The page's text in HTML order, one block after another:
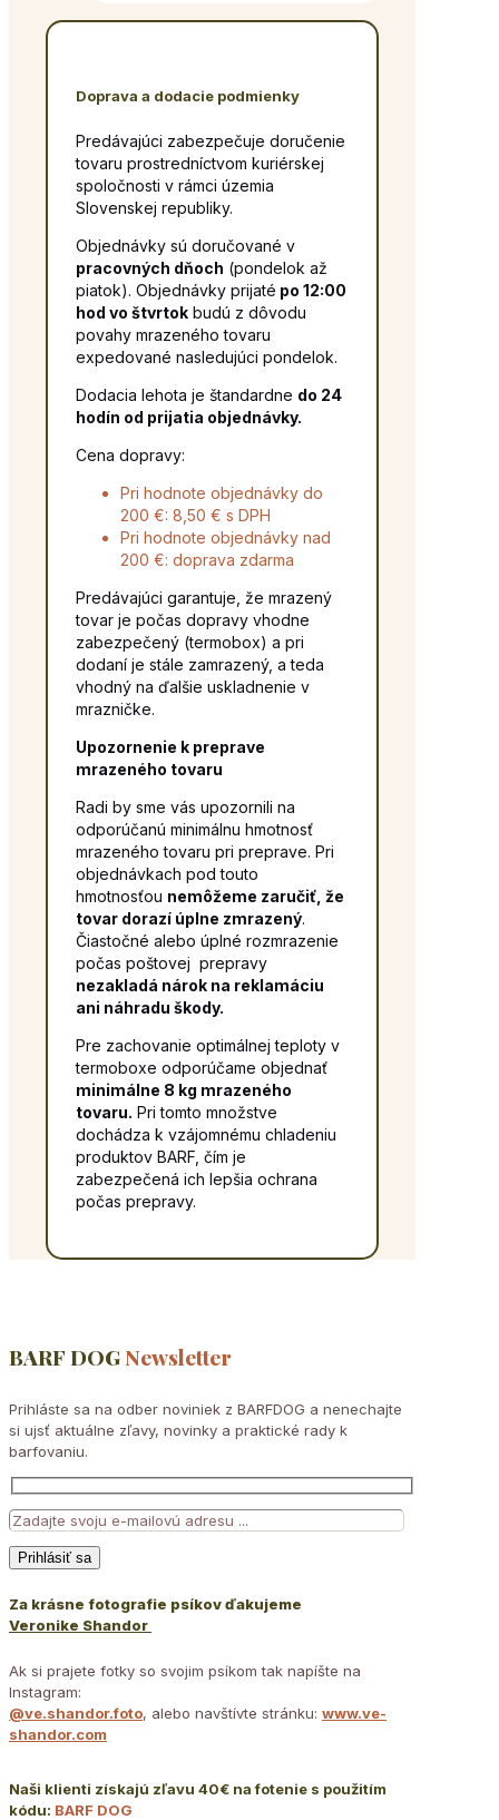
Doprava a dodacie podmienky
Predávajúci zabezpečuje doručenie
tovaru prostredníctvom kuriérskej
spoločnosti v rámci územia
Slovenskej republiky.
Objednávky sú doručované v
pracovných dňoch (pondelok až
piatok). Objednávky prijaté po 12:00
hod vo štvrtok budú z dôvodu
povahy mrazeného tovaru
expedované nasledujúci pondelok.
Dodacia lehota je štandardne do 24
hodín od prijatia objednávky.
Cena dopravy:
Pri hodnote objednávky do
200 €: 8,50 € s DPH
Pri hodnote objednávky nad
200 €: doprava zdarma
Predávajúci garantuje, že mrazený
tovar je počas dopravy vhodne
zabezpečený (termobox) a pri
dodaní je stále zamrazený, a teda
vhodný na ďalšie uskladnenie v
mrazničke.
Upozornenie k preprave
mrazeného tovaru
Radi by sme vás upozornili na
odporúčanú minimálnu hmotnosť
mrazeného tovaru pri preprave. Pri
objednávkach pod touto
hmotnosťou nemôžeme zaručiť, že
tovar dorazí úplne zmrazený.
Čiastočné alebo úplné rozmrazenie
počas poštovej prepravy
nezakladá nárok na reklamáciu
ani náhradu škody.
Pre zachovanie optimálnej teploty v
termoboxe odporúčame objednať
minimálne 8 kg mrazeného
tovaru. Pri tomto množstve
dochádza k vzájomnému chladeniu
produktov BARF, čím je
zabezpečená ich lepšia ochrana
počas prepravy.
BARF DOGNewsletter
Prihláste sa na odber noviniek z BARFDOG a nenechajte
si ujsť aktuálne zľavy, novinky a praktické rady k
barfovaniu.
Za krásne fotografie psíkov ďakujeme
Veronike Shandor
Ak si prajete fotky so svojim psíkom tak napíšte na
Instagram:
@ve.shandor.foto, alebo navštívte stránku: www.ve-
shandor.com
Naši klienti získajú zľavu 40€ na fotenie s použitím
kódu: BARF DOG